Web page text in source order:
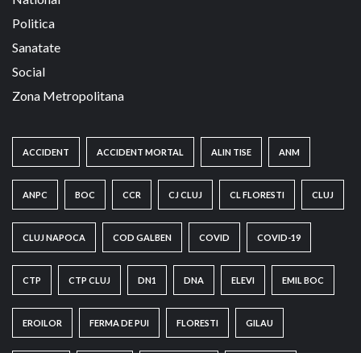
Politica
Sanatate
Social
Zona Metropolitana
ACCIDENT ACCIDENT MORTAL ALIN TISE ANM
ANPC BOC CCR CJ CLUJ CL FLORESTI CLUJ
CLUJ NAPOCA COD GALBEN COVID COVID-19
CTP CTP CLUJ DN1 DNA ELEVI EMIL BOC
EROILOR FERMA DE PUI FLORESTI GILAU